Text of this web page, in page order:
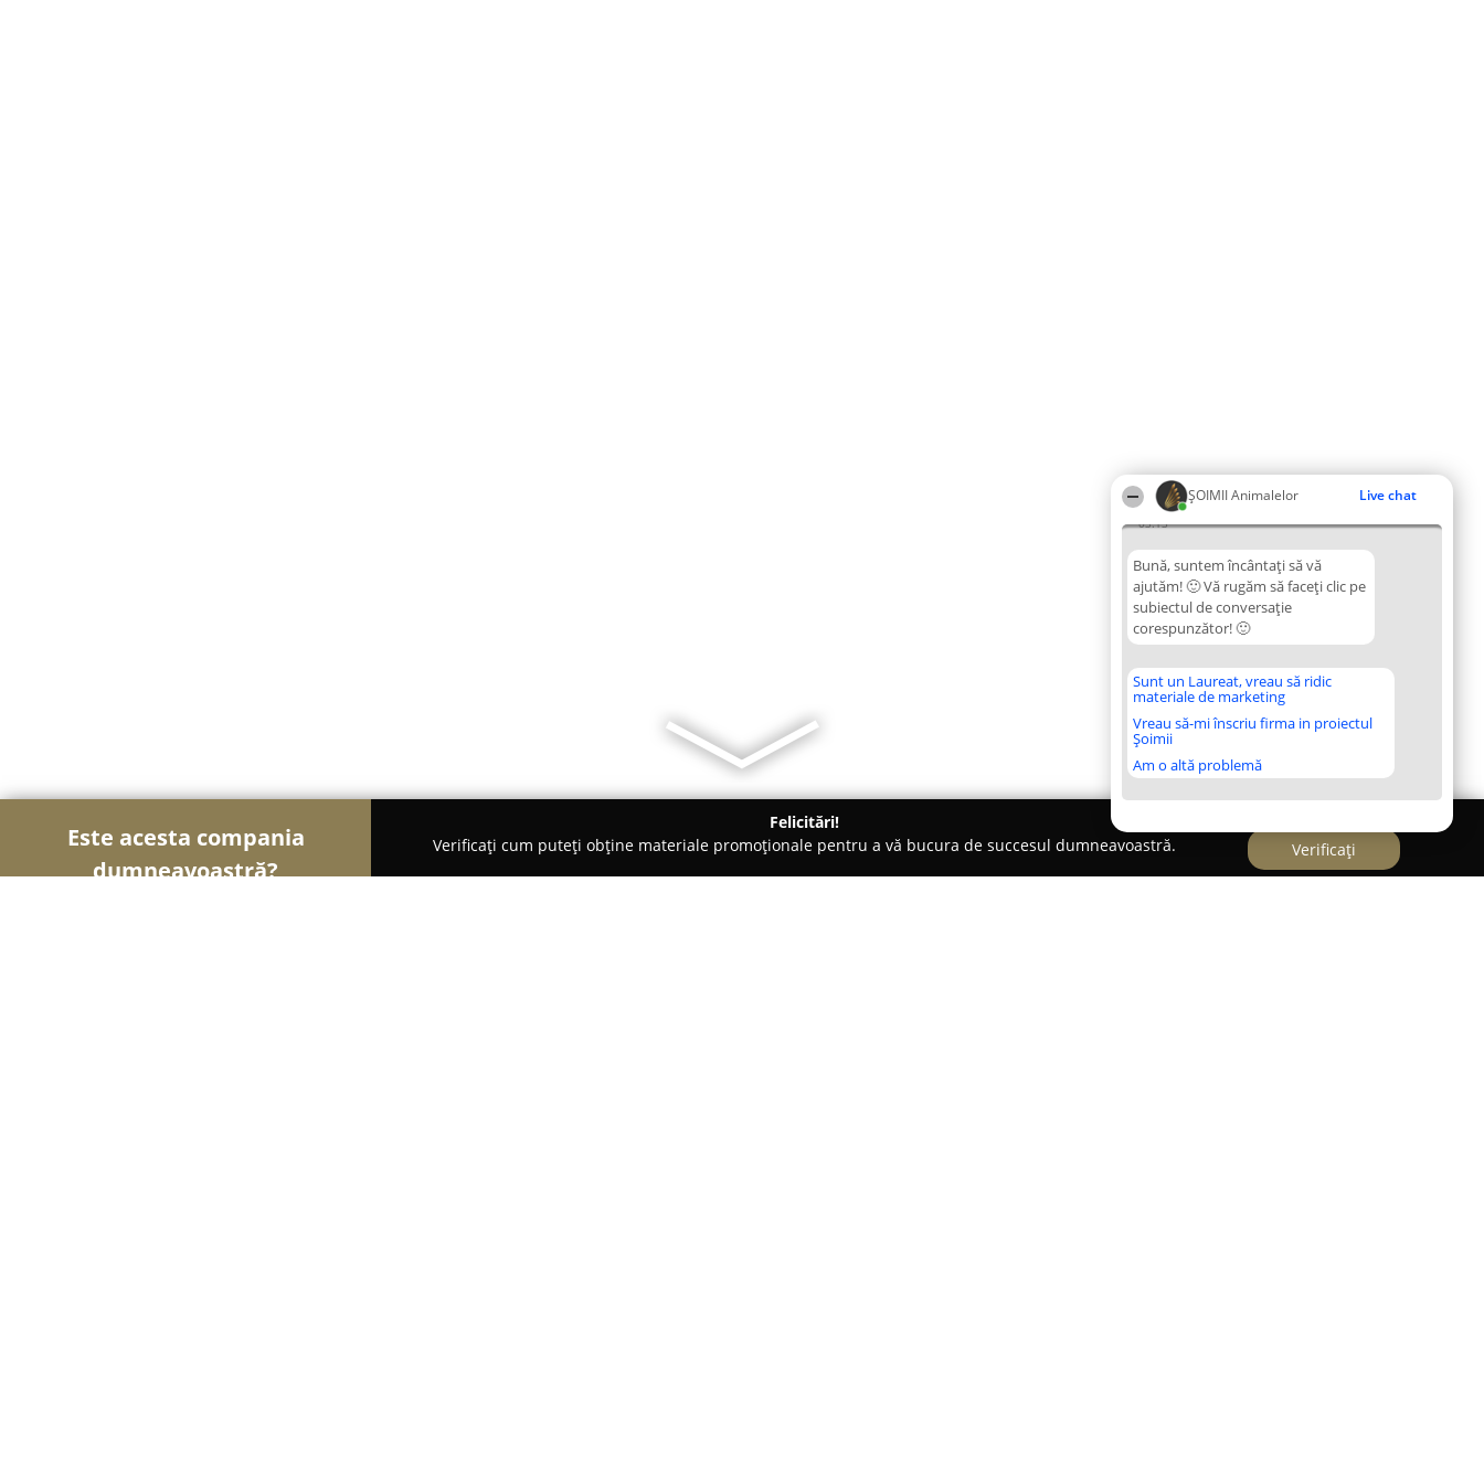
ŞOIMII Animalelor Live chat
03:13
Bună, suntem încântați să vă
ajutăm! 🙂 Vă rugăm să faceți clic pe
subiectul de conversație
corespunzător! 🙂
Sunt un Laureat, vreau să ridic
materiale de marketing
Vreau să-mi înscriu firma in proiectul
Șoimii
Am o altă problemă
Este acesta compania
dumneavoastră?
Felicitări!
Verificați cum puteți obține materiale promoționale pentru a vă bucura de succesul dumneavoastră.
Verificați